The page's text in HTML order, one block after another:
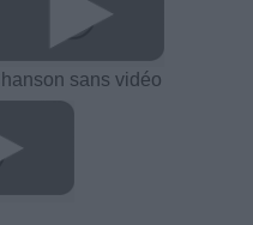
sans vidéo